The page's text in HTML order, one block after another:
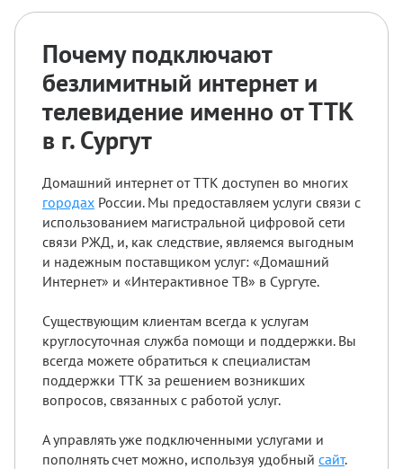
Почему подключают
безлимитный интернет и
телевидение именно от ТТК
в г. Сургут
Домашний интернет от ТТК доступен во многих
городах России. Мы предоставляем услуги связи с
использованием магистральной цифровой сети
связи РЖД, и, как следствие, являемся выгодным
и надежным поставщиком услуг: «Домашний
Интернет» и «Интерактивное ТВ» в Сургуте.
Существующим клиентам всегда к услугам
круглосуточная служба помощи и поддержки. Вы
всегда можете обратиться к специалистам
поддержки ТТК за решением возникших
вопросов, связанных с работой услуг.
А управлять уже подключенными услугами и
пополнять счет можно, используя удобный сайт.